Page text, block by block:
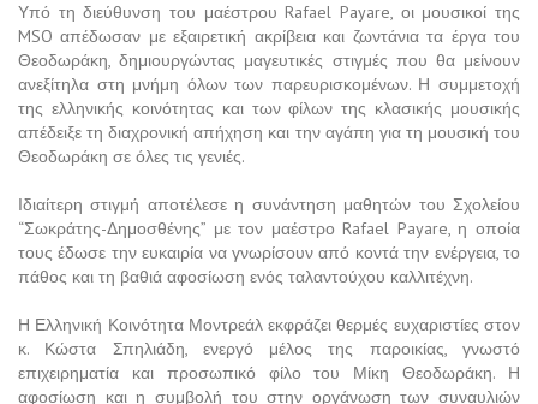
Υπό τη διεύθυνση του μαέστρου Rafael Payare, οι μουσικοί της
MSO απέδωσαν με εξαιρετική ακρίβεια και ζωντάνια τα έργα του
Θεοδωράκη, δημιουργώντας μαγευτικές στιγμές που θα μείνουν
ανεξίτηλα στη μνήμη όλων των παρευρισκομένων. Η συμμετοχή
της ελληνικής κοινότητας και των φίλων της κλασικής μουσικής
απέδειξε τη διαχρονική απήχηση και την αγάπη για τη μουσική του
Θεοδωράκη σε όλες τις γενιές.
Ιδιαίτερη στιγμή αποτέλεσε η συνάντηση μαθητών του Σχολείου
“Σωκράτης-Δημοσθένης” με τον μαέστρο Rafael Payare, η οποία
τους έδωσε την ευκαιρία να γνωρίσουν από κοντά την ενέργεια, το
πάθος και τη βαθιά αφοσίωση ενός ταλαντούχου καλλιτέχνη.
Η Ελληνική Κοινότητα Μοντρεάλ εκφράζει θερμές ευχαριστίες στον
κ. Κώστα Σπηλιάδη, ενεργό μέλος της παροικίας, γνωστό
επιχειρηματία και προσωπικό φίλο του Μίκη Θεοδωράκη. Η
αφοσίωση και η συμβολή του στην οργάνωση των συναυλιών